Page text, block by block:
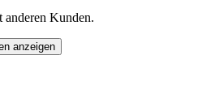
anderen Kunden.
anzeigen